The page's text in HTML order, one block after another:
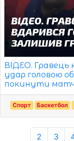
ВІДЕО.
удар головою
покинути
Спорт Баскетбол
2 3